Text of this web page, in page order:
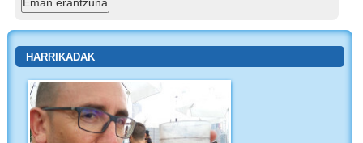
HARRIKADAK